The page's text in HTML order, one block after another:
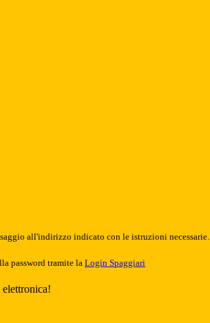
all'indirizzo indicato con le istruzioni necessarie.
password tramite la Login Spaggiari